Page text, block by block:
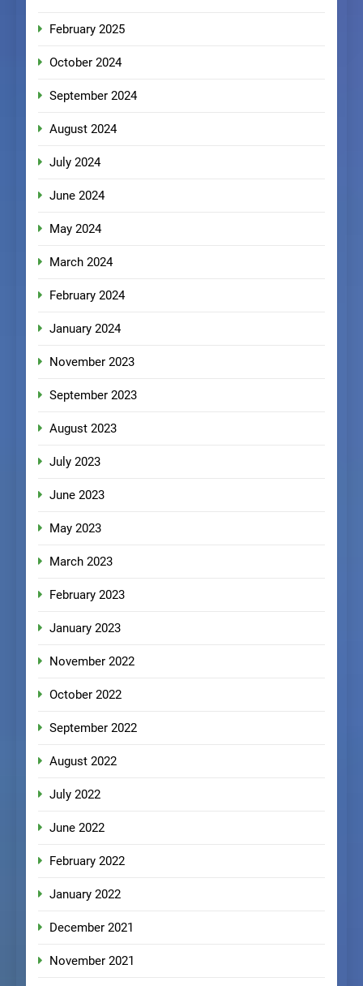
February 2025
October 2024
September 2024
August 2024
July 2024
June 2024
May 2024
March 2024
February 2024
January 2024
November 2023
September 2023
August 2023
July 2023
June 2023
May 2023
March 2023
February 2023
January 2023
November 2022
October 2022
September 2022
August 2022
July 2022
June 2022
February 2022
January 2022
December 2021
November 2021